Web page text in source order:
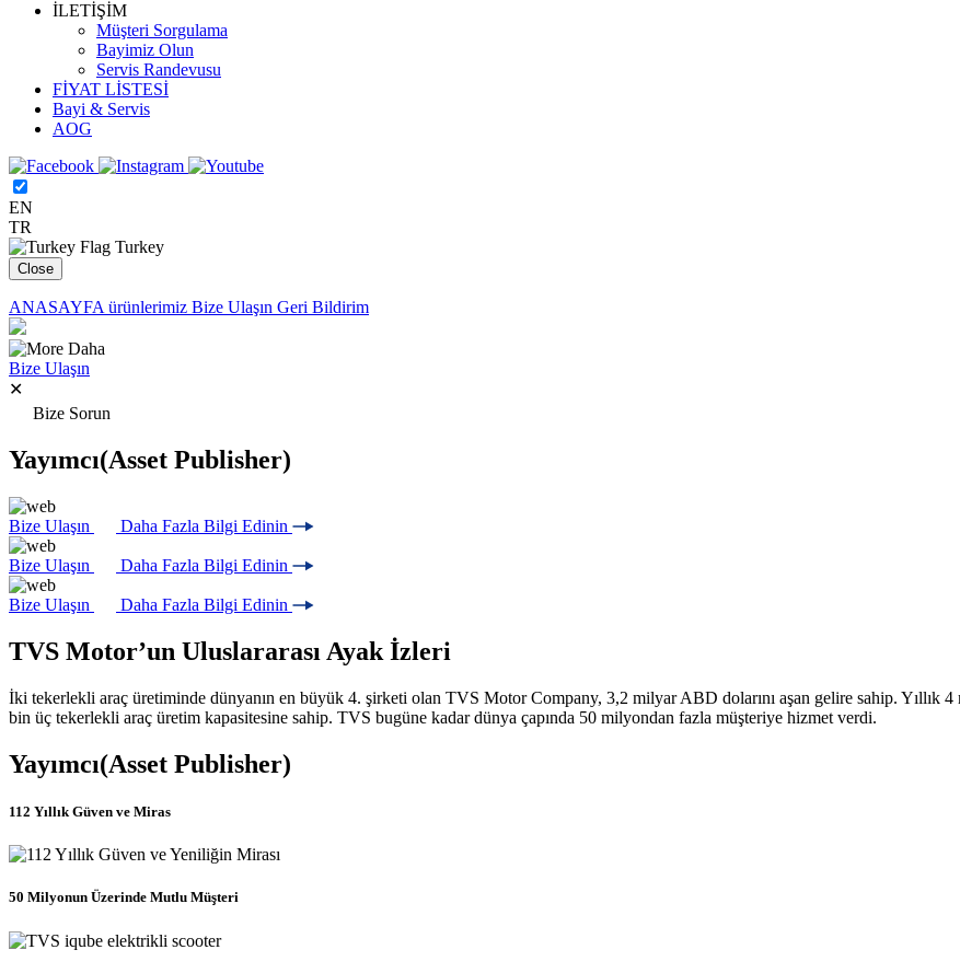
İLETİŞİM
Müşteri Sorgulama
Bayimiz Olun
Servis Randevusu
FİYAT LİSTESİ
Bayi & Servis
AOG
EN
TR
Turkey
Close
ANASAYFA ürünlerimiz Bize Ulaşın Geri Bildirim
Daha
Bize Ulaşın
✕
Bize Sorun
Yayımcı(Asset Publisher)
Bize Ulaşın Daha Fazla Bilgi Edinin
Bize Ulaşın Daha Fazla Bilgi Edinin
Bize Ulaşın Daha Fazla Bilgi Edinin
TVS Motor’un Uluslararası Ayak İzleri
İki tekerlekli araç üretiminde dünyanın en büyük 4. şirketi olan TVS Motor Company, 3,2 milyar ABD dolarını aşan gelire sahip. Yıllık
bin üç tekerlekli araç üretim kapasitesine sahip. TVS bugüne kadar dünya çapında 50 milyondan fazla müşteriye hizmet verdi.
Yayımcı(Asset Publisher)
112 Yıllık Güven ve Miras
50 Milyonun Üzerinde Mutlu Müşteri